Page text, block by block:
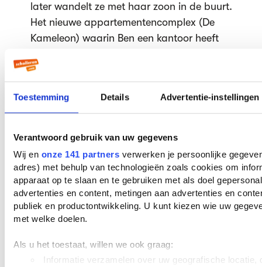
Toestemming Details Advertentie-instellingen
Verantwoord gebruik van uw gegevens
Wij en onze 141 partners verwerken je persoonlijke
adres) met behulp van technologieën zoals cookies om
apparaat op te slaan en te gebruiken met als doel
advertenties en content, metingen aan advertenties en
publiek en productontwikkeling. U kunt kiezen wie uw
met welke doelen.
Als u het toestaat, willen we ook graag:
Informatie verzamelen over uw geografische locatie,
later wandelt ze met haar zoon in de buurt.
Het nieuwe appartementencomplex (De
Kameleon) waarin Ben een kantoor heeft
nieuw begin.
Structuur en/of verhaalopbouw
“De
gebeurt er een dramatisch ongeluk. Drie en
half jaar later heeft de vertelster een
oplossing voor haar schuldgevoel
gevonden. Tussen die twee momenten
wordt het verhaal in 46 korte hoofdstukken
verteld. Deze hoofdstukken hebben een
opvolger, Grafstemming, Het graf, De